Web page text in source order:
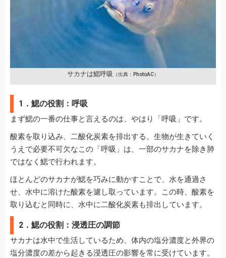
サカナは鰓呼吸 （出典：PhotoAC）
1．鰓の役割：呼吸
まず鰓の一番の仕事と言えるのは、やはり「呼吸」です。
酸素を取り込み、二酸化炭素を排出する。生物が生きていく
うえで必要不可欠なこの「呼吸」は、一部のサカナを除き肺
ではなく鰓で行われます。
ほとんどのサカナが鰓を巧みに動かすことで、水を通過さ
せ、水中に溶けた酸素を濾し取っています。この時、酸素を
取り込むと同時に、水中に二酸化炭素も排出しています。
2．鰓の役割：浸透圧の調節
サカナは水中で生活しているため、体内の塩分濃度と外界の
塩分濃度の差から起きる浸透圧の影響を常に受けています。